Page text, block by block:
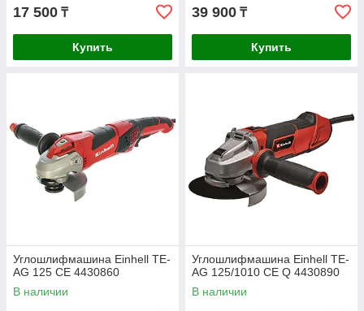
17 500 ₸
Купить
39 900 ₸
Купить
Углошлифмашина Einhell TE-
AG 125 CE 4430860
В наличии
Углошлифмашина Einhell TE-
AG 125/1010 CE Q 4430890
В наличии